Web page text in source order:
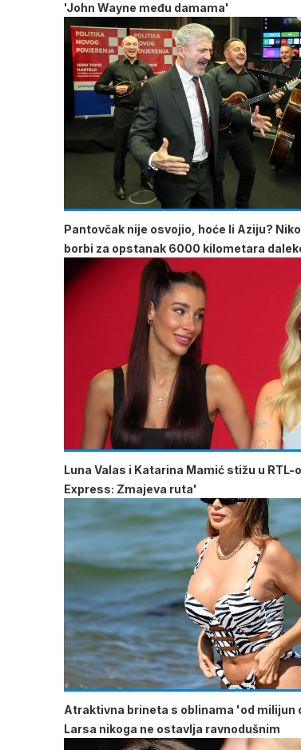
'John Wayne među damama'
Pantovčak nije osvojio, hoće li Aziju?
borbi za opstanak 6000 kilometara
Luna Valas i Katarina Mamić stižu u RTL-
Express: Zmajeva ruta'
Atraktivna brineta s oblinama 'od milijun
Larsa nikoga ne ostavlja ravnodušnim